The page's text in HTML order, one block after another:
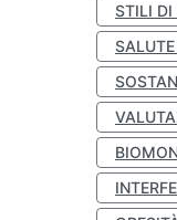
STILI DI